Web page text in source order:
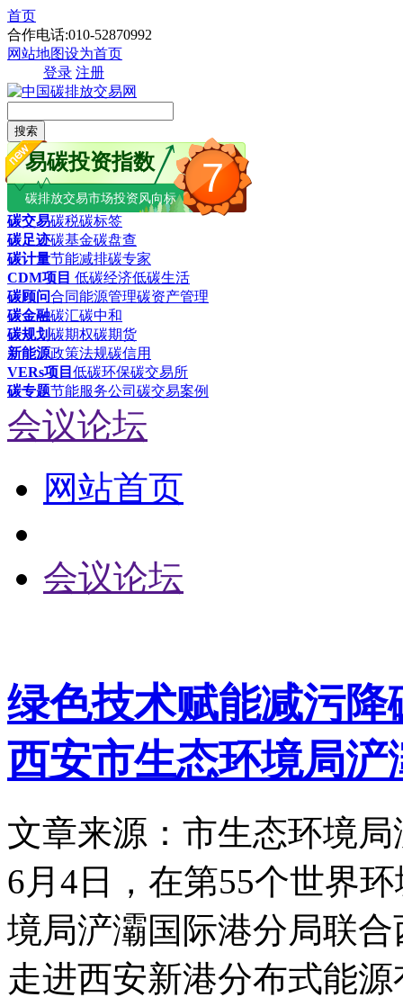
首页
合作电话:010-52870992
网站地图设为首页
登录 注册
搜索
7
易碳投资指数
碳排放交易市场投资风向标
碳交易碳税碳标签
碳足迹碳基金碳盘查
碳计量节能减排碳专家
CDM项目 低碳经济低碳生活
碳顾问合同能源管理碳资产管理
碳金融碳汇碳中和
碳规划碳期权碳期货
新能源政策法规碳信用
VERs项目 低碳环保碳交易所
碳专题节能服务公司 碳交易案例
会议论坛
网站首页
会议论坛
绿色技术赋能减污
西安市生态环境局浐
文章来源：市生态环境
6月4日，在第55个世界
境局浐灞国际港分局联
走进西安新港分布式能